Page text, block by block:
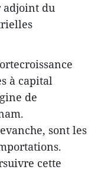
adjoint du
à capital
de
sont les
cette